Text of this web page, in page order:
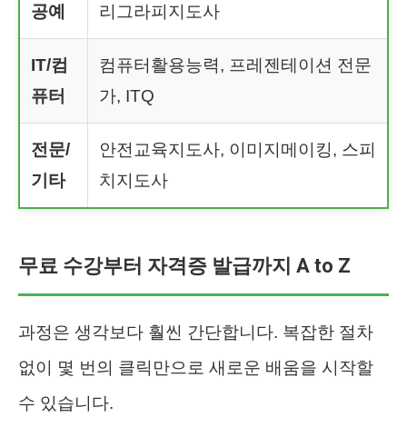
공예
리그라피지도사
IT/컴
퓨터
컴퓨터활용능력, 프레젠테이션 전문
가, ITQ
전문/
기타
안전교육지도사, 이미지메이킹, 스피
치지도사
무료 수강부터 자격증 발급까지 A to Z
과정은 생각보다 훨씬 간단합니다. 복잡한 절차
없이 몇 번의 클릭만으로 새로운 배움을 시작할
수 있습니다.